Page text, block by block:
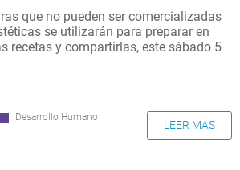
que no pueden ser comercializadas
se utilizarán para preparar en
recetas y compartirlas, este sábado 5
Desarrollo Humano
LEER MÁS